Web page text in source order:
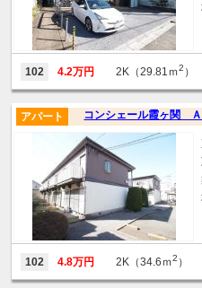
102 4.2万円 2K（29.81ｍ2 ）
コンシェール霞ヶ関
アパート
102 4.8万円 2K（34.6ｍ2 ）